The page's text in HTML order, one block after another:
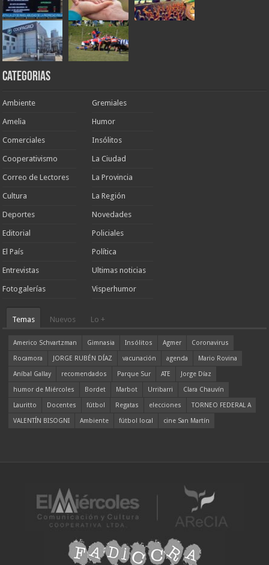
Categorias
Ambiente
Amelia
Comerciales
Cooperativismo
Correo de Lectores
Cultura
Deportes
Editorial
El País
Entrevistas
Fotogalerías
Gremiales
Humor
Insólitos
La Ciudad
La Provincia
La Región
Novedades
Policiales
Política
Ultimas noticias
Visperhumor
Temas Nuevos Lo +
Americo Schvartzman Gimnasia Insólitos Agmer
Coronavirus
Rocamora
JORGE RUBÉN DÍAZ vacunación agenda
Mario Rovina
Aníbal Gallay
recomendados Parque Sur ATE
Jorge Díaz
humor de Miércoles
Bordet Marbot Urribarri
Clara Chauvín
Lauritto
Docentes fútbol Regatas elecciones
TORNEO FEDERAL A
VALENTÍN BISOGNI
Ambiente fútbol local cine San Martín